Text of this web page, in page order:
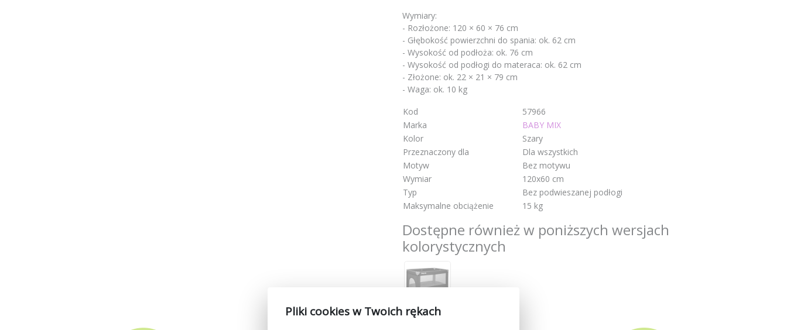
Wymiary:
- Rozłożone: 120 × 60 × 76 cm
- Głębokość powierzchni do spania: ok. 62 cm
- Wysokość od podłoża: ok. 76 cm
- Wysokość od podłogi do materaca: ok. 62 cm
- Złożone: ok. 22 × 21 × 79 cm
- Waga: ok. 10 kg
Kod
57966
Marka
BABY MIX
Kolor
Szary
Przeznaczony dla
Dla wszystkich
Motyw
Bez motywu
Wymiar
120x60 cm
Typ
Bez podwieszanej podłogi
Maksymalne obciążenie
15 kg
Dostępne również w poniższych wersjach
kolorystycznych
Pliki cookies w Twoich rękach